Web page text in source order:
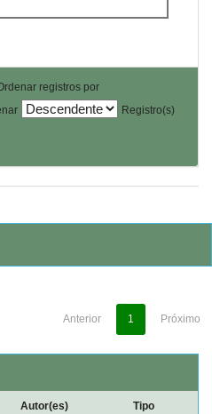
registros por
Registro(s)
Anterior 1 Próximo
Autor(es) Tipo